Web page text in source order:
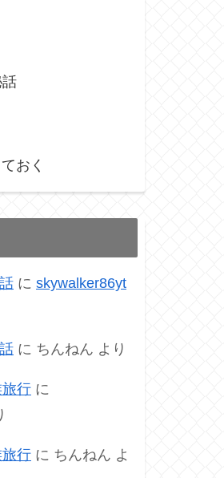
おく
に skywalker86yt
に ちんねん より
行 に
行 に ちんねん よ